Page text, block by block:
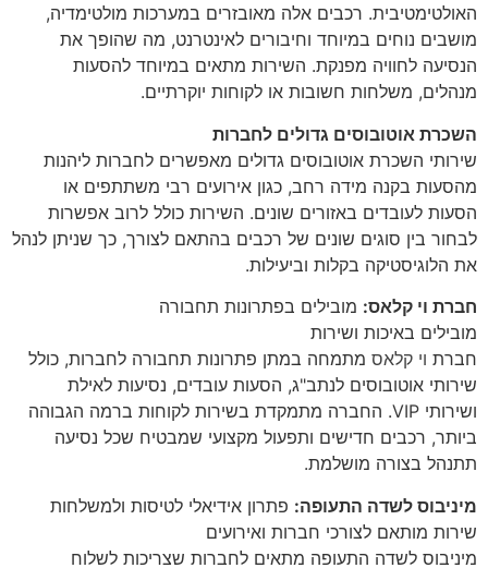
האולטימטיבית. רכבים אלה מאובזרים במערכות מולטימדיה,
מושבים נוחים במיוחד וחיבורים לאינטרנט, מה שהופך את
הנסיעה לחוויה מפנקת. השירות מתאים במיוחד להסעות
מנהלים, משלחות חשובות או לקוחות יוקרתיים.
השכרת אוטובוסים גדולים לחברות
שירותי השכרת אוטובוסים גדולים מאפשרים לחברות ליהנות
מהסעות בקנה מידה רחב, כגון אירועים רבי משתתפים או
הסעות לעובדים באזורים שונים. השירות כולל לרוב אפשרות
לבחור בין סוגים שונים של רכבים בהתאם לצורך, כך שניתן לנהל
את הלוגיסטיקה בקלות וביעילות.
חברת וי קלאס: מובילים בפתרונות תחבורה
מובילים באיכות ושירות
חברת וי קלאס מתמחה במתן פתרונות תחבורה לחברות, כולל
שירותי אוטובוסים לנתב"ג, הסעות עובדים, נסיעות לאילת
ושירותי VIP. החברה מתמקדת בשירות לקוחות ברמה הגבוהה
ביותר, רכבים חדישים ותפעול מקצועי שמבטיח שכל נסיעה
תתנהל בצורה מושלמת.
מיניבוס לשדה התעופה: פתרון אידיאלי לטיסות ולמשלחות
שירות מותאם לצורכי חברות ואירועים
מיניבוס לשדה התעופה מתאים לחברות שצריכות לשלוח